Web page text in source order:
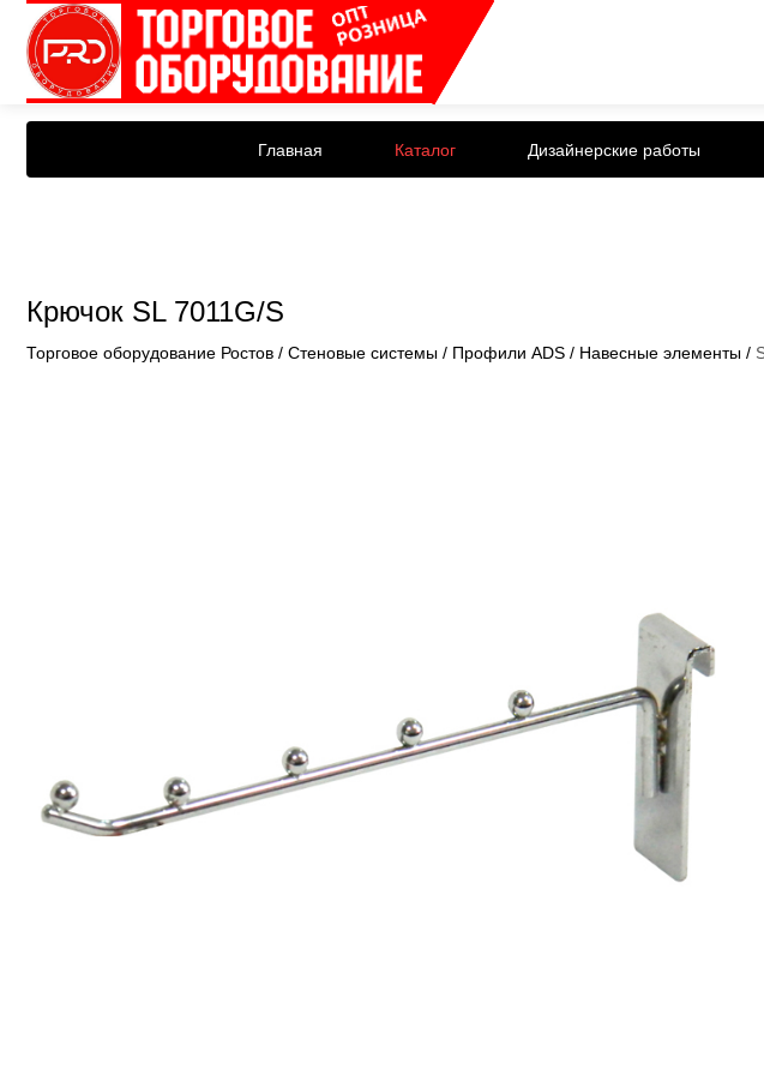
Главная Каталог Дизайнерские работы
Крючок SL 7011G/S
Торговое оборудование Ростов / Стеновые системы / Профили ADS / Навесные элементы /